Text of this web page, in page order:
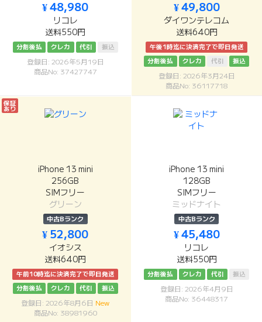
¥ 48,980
リコレ
送料550円
分割後払 クレカ 代引 振込
登録日: 2026年5月19日
商品No: 37427747
¥ 49,800
ダイワンテレコム
送料640円
午後1時迄に決済完了で即日発送
分割後払
クレカ 代引 振込
登録日: 2026年3月24日
商品No: 36117718
保証
あり
iPhone 13 mini
256GB
SIMフリー
グリーン
中古Bランク
¥ 52,800
イオシス
送料640円
午前10時迄に決済完了で即日発送
分割後払
クレカ 代引 振込
登録日: 2026年8月6日 New
商品No: 38981960
iPhone 13 mini
128GB
SIMフリー
ミッドナイト
中古Bランク
¥ 45,480
リコレ
送料550円
分割後払 クレカ 代引 振込
登録日: 2026年4月9日
商品No: 36448317